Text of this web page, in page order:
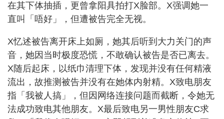
在其下体抽插，更曾拿阳具拍打X脸部。X强调她一
直叫「唔好」，但遭被告完全无视。
X忆述被告离开床上如厕，她其后听到大力关门的声
音，她因当时极度恐慌，不敢确认被告是否已离去。
X随后起床，以纸巾清理下体，发现并没有任何精液
流出，故推测被告并没有在她体内射精。X致电朋友
指「我被人搞」，但因网络连接问题而截断，令她无
法成功致电其他朋友。X最后致电另一男性朋友C求